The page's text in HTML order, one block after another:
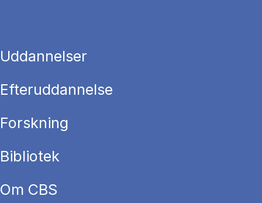
Uddannelser
Efteruddannelse
Forskning
Bibliotek
Om CBS